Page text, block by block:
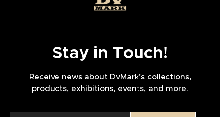
Stay in Touch!
Receive news about DvMark’s collections,
products, exhibitions, events, and more.